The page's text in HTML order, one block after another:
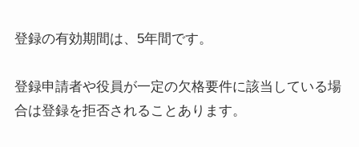
登録の有効期間は、5年間です。
登録申請者や役員が一定の欠格要件に該当している場
合は登録を拒否されることあります。